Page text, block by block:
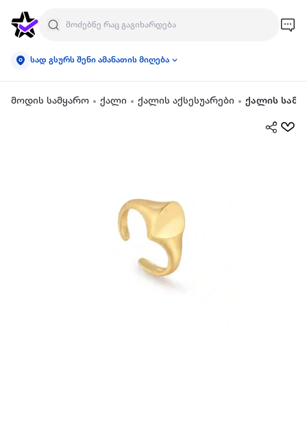
სად გსურს შენი ამანათის მიღება
მოდის სამყარო ქალი ქალის აქსესუარები ქალის